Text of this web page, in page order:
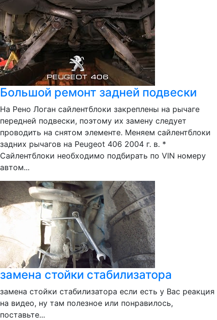
Большой ремонт задней подвески
На Рено Логан сайлентблоки закреплены на рычаге
передней подвески, поэтому их замену следует
проводить на снятом элементе. Меняем сайлентблоки
задних рычагов на Peugeot 406 2004 г. в. *
Сайлентблоки необходимо подбирать по VIN номеру
автом...
замена стойки стабилизатора
замена стойки стабилизатора если есть у Вас реакция
на видео, ну там полезное или понравилось,
поставьте...